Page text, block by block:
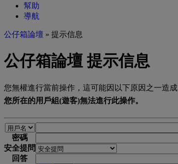
幫助
導航
公仔箱論壇 » 提示信息
公仔箱論壇 提示信息
您無權進行當前操作，這可能因以下原因之一造成
您所在的用戶組(遊客)無法進行此操作。
密碼
安全提問
回答